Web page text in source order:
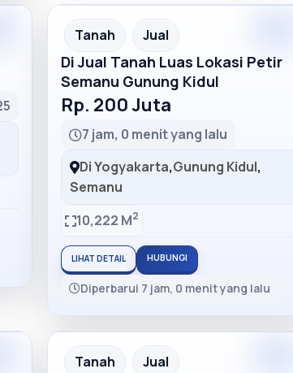
Recommended
Tanah Jual
Di Jual Tanah Luas Lokasi Petir
Semanu Gunung Kidul
Rp. 200 Juta
7 jam, 0 menit yang lalu
Di Yogyakarta,Gunung Kidul,
Semanu
10,222 M2
LIHAT DETAIL HUBUNGI
Diperbarui 7 jam, 0 menit yang lalu
Recommended
Tanah Jual